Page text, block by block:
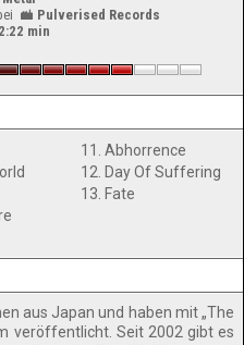
Pulverised Records
min
11. Abhorrence
12. Day Of Suffering
13. Fate
aus Japan und haben mit „The
veröffentlicht. Seit 2002 gibt es